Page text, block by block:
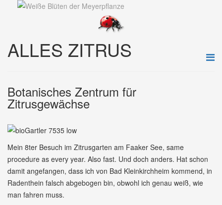
ALLES ZITRUS
Botanisches Zentrum für
Zitrusgewächse
Mein 8ter Besuch im Zitrusgarten am Faaker See, same
procedure as every year. Also fast. Und doch anders. Hat schon
damit angefangen, dass ich von Bad Kleinkirchheim kommend, in
Radenthein falsch abgebogen bin, obwohl ich genau weiß, wie
man fahren muss.